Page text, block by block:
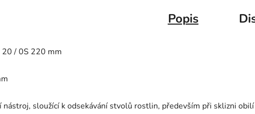
Popis
20 / 0S 220 mm
nástroj, sloužící k odsekávání stvolů rostlin, především při sklizni